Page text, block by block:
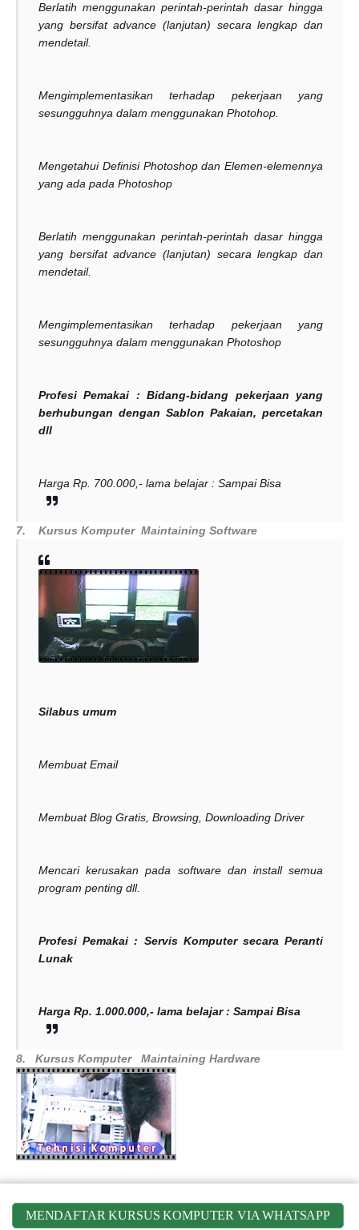
Berlatih menggunakan perintah-perintah dasar hingga
yang bersifat advance (lanjutan) secara lengkap dan
mendetail.
Mengimplementasikan terhadap pekerjaan yang
sesungguhnya dalam menggunakan Photohop.
Mengetahui Definisi Photoshop dan Elemen-elemennya
yang ada pada Photoshop
Berlatih menggunakan perintah-perintah dasar hingga
yang bersifat advance (lanjutan) secara lengkap dan
mendetail.
Mengimplementasikan terhadap pekerjaan yang
sesungguhnya dalam menggunakan Photoshop
Profesi Pemakai : Bidang-bidang pekerjaan yang
berhubungan dengan Sablon Pakaian, percetakan
dll
Harga Rp. 700.000,- lama belajar : Sampai Bisa
7. Kursus Komputer Maintaining Software
Silabus umum
Membuat Email
Membuat Blog Gratis, Browsing, Downloading Driver
Mencari kerusakan pada software dan install semua
program penting dll.
Profesi Pemakai : Servis Komputer secara Peranti
Lunak
Harga Rp. 1.000.000,- lama belajar : Sampai Bisa
8. Kursus Komputer Maintaining Hardware
Silabus umumMengenal kan semua jenis peranti
MENDAFTAR KURSUS KOMPUTER VIA WHATSAPP